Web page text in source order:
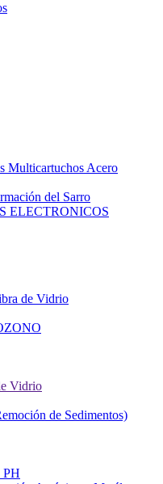
Multicartuchos Acero
del Sarro
ELECTRONICOS
de Vidrio
Vidrio
de Sedimentos)
PH